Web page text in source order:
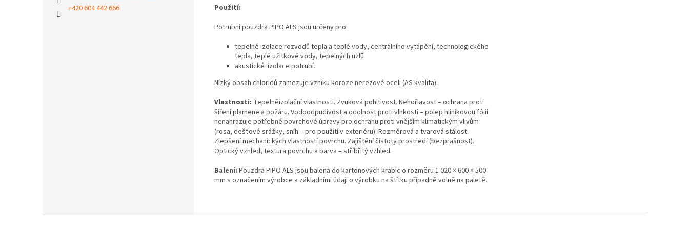
+420 604 442 666
Použití:
Potrubní pouzdra PIPO ALS jsou určeny pro:
tepelné izolace rozvodů tepla a teplé vody, centrálního vytápění, technologického
tepla, teplé užitkové vody, tepelných uzlů
akustické izolace potrubí.
Nízký obsah chloridů zamezuje vzniku koroze nerezové oceli (AS kvalita).
Vlastnosti: Tepelněizolační vlastnosti. Zvuková pohltivost. Nehořlavost – ochrana proti
šíření plamene a požáru. Vodoodpudivost a odolnost proti vlhkosti – polep hliníkovou fólií
nenahrazuje potřebné povrchové úpravy pro ochranu proti vnějším klimatickým vlivům
(rosa, dešťové srážky, sníh – pro použití v exteriéru). Rozměrová a tvarová stálost.
Zlepšení mechanických vlastností povrchu. Zajištění čistoty prostředí (bezprašnost).
Optický vzhled, textura povrchu a barva – stříbřitý vzhled.
Balení: Pouzdra PIPO ALS jsou balena do kartonových krabic o rozměru 1 020 × 600 × 500
mm s označením výrobce a základními údaji o výrobku na štítku případně volně na paletě.